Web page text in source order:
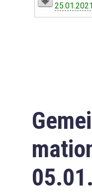
25.01.2021